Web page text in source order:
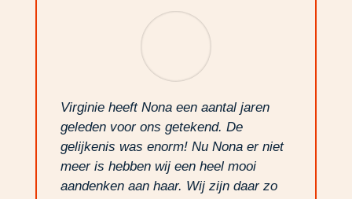
Virginie heeft Nona een aantal jaren
geleden voor ons getekend. De
gelijkenis was enorm! Nu Nona er niet
meer is hebben wij een heel mooi
aandenken aan haar. Wij zijn daar zo